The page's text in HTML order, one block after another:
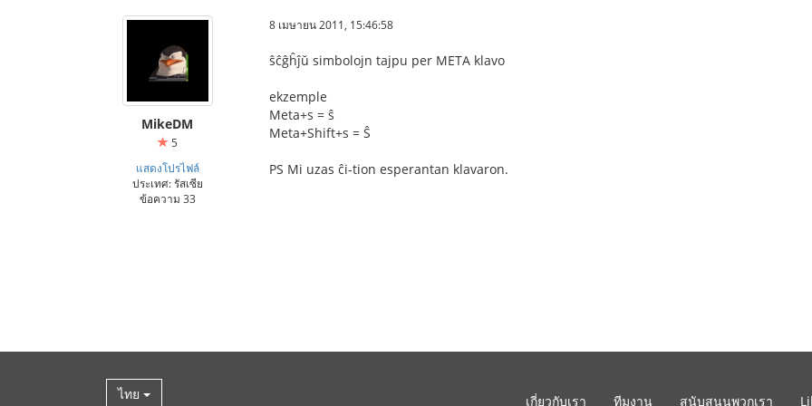
MikeDM
5
แสดงโปรไฟล์
ประเทศ: รัสเซีย
ข้อความ 33
8 เมษายน 2011, 15:46:58
ŝĉĝĥĵŭ simbolojn tajpu per META klavo
ekzemple
Meta+s = ŝ
Meta+Shift+s = Ŝ
PS Mi uzas ĉi-tion esperantan klavaron.
ไทย เกี่ยวกับเรา ทีมงาน สนับสนุนพวกเรา